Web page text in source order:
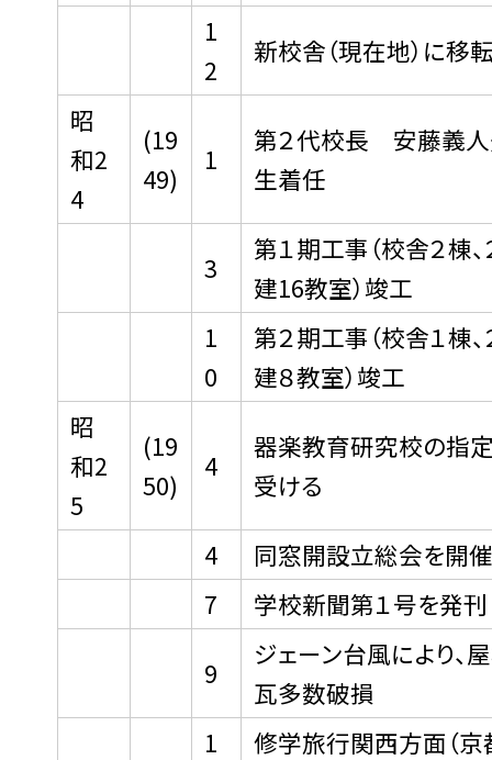
1
2
新校舎（現在地）に移転
昭
和2
4
(19
49)
1
第２代校長 安藤義
生着任
3
第１期工事（校舎２棟、
建16教室）竣工
1
0
第２期工事（校舎１棟、
建８教室）竣工
昭
和2
5
(19
50)
4
器楽教育研究校の指
受ける
4
同窓開設立総会を開催
7
学校新聞第１号を発刊
9
ジェーン台風により、
瓦多数破損
1
修学旅行関西方面（京